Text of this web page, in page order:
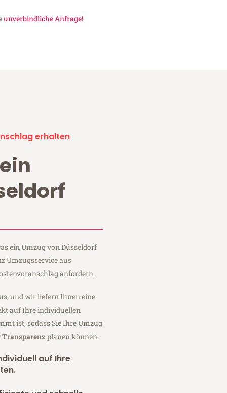
unverbindliche Anfrage!
erhalten
ein Umzug von Düsseldorf
Umzugsservice aus
anfordern.
und wir liefern Ihnen eine
auf Ihre individuellen
ist, sodass Sie Ihre Umzug
Transparenz planen können.
auf Ihre